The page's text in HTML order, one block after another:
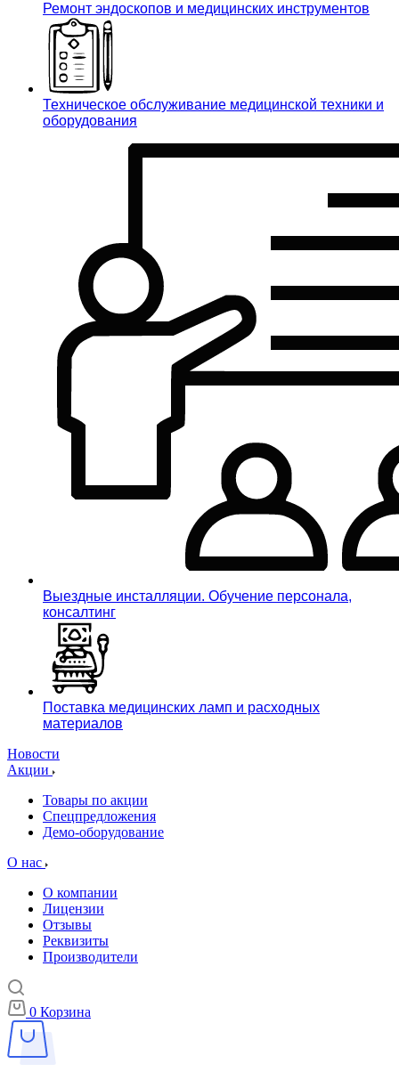
Ремонт эндоскопов и медицинских инструментов
Техническое обслуживание медицинской техники и
оборудования
Выездные инсталляции. Обучение персонала,
консалтинг
Поставка медицинских ламп и расходных
материалов
Новости
Акции
Товары по акции
Спецпредложения
Демо-оборудование
О нас
О компании
Лицензии
Отзывы
Реквизиты
Производители
0 Корзина